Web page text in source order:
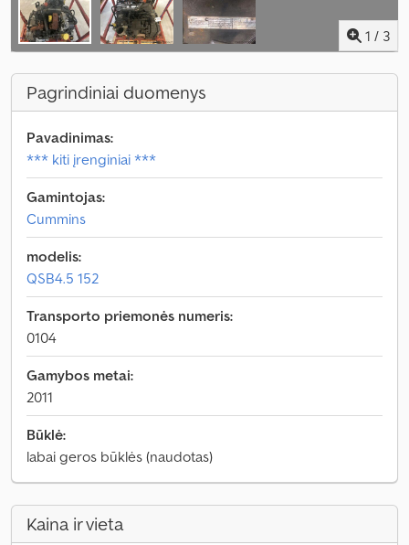
1 / 3
Pagrindiniai duomenys
Pavadinimas:
*** kiti įrenginiai ***
Gamintojas:
Cummins
modelis:
QSB4.5 152
Transporto priemonės numeris:
0104
Gamybos metai:
2011
Būklė:
labai geros būklės (naudotas)
Kaina ir vieta